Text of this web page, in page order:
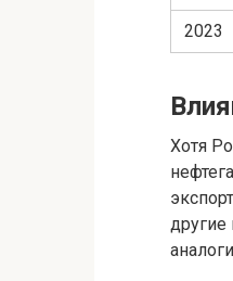
2023
Хотя
другие